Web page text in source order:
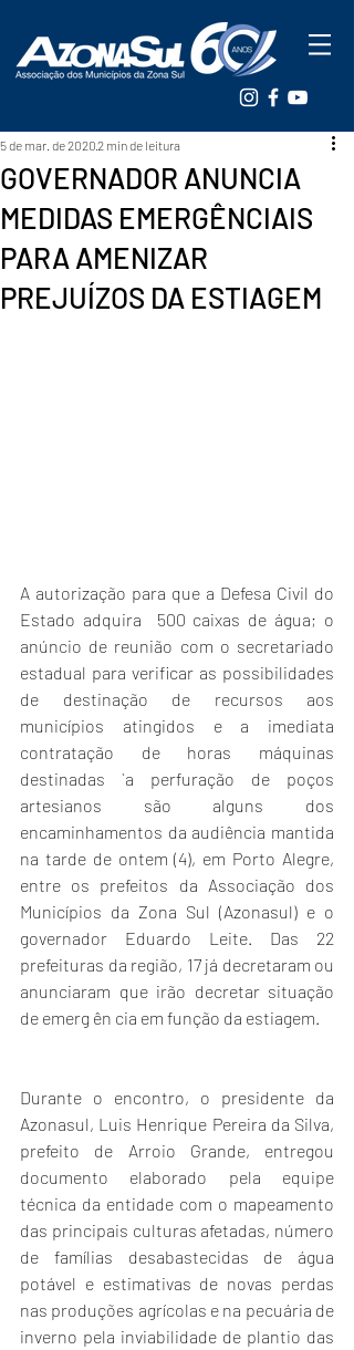
GOVERNADOR ANUNCIA
MEDIDAS EMERGÊNCIAIS
PARA AMENIZAR
PREJUÍZOS DA ESTIAGEM
5 de mar. de 20202 min de leitura
A autorização para que a Defesa Civil do
Estado adquira  500 caixas de água; o
anúncio de reunião com o secretariado
estadual para verificar as possibilidades
de destinação de recursos aos
municípios atingidos e a imediata
contratação de horas máquinas
destinadas `a perfuração de poços
artesianos são alguns dos
encaminhamentos da audiência mantida
na tarde de ontem (4), em Porto Alegre,
entre os prefeitos da Associação dos
Municípios da Zona Sul (Azonasul) e o
governador Eduardo Leite. Das 22
prefeituras da região, 17 já decretaram ou
anunciaram que irão decretar situação
de emerg ên cia em função da estiagem.
Durante o encontro, o presidente da
Azonasul, Luis Henrique Pereira da Silva,
prefeito de Arroio Grande, entregou
documento elaborado pela equipe
técnica da entidade com o mapeamento
das principais culturas afetadas, número
de famílias desabastecidas de água
potável e estimativas de novas perdas
nas produções agrícolas e na pecuária de
inverno pela inviabilidade de plantio das